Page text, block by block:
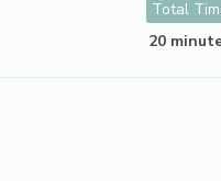
Total
20